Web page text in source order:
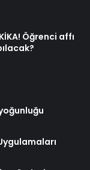
Öğrenci affı